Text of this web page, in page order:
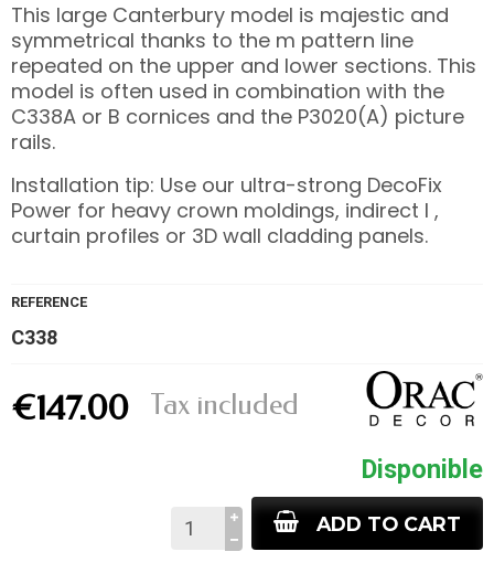
This large Canterbury model is majestic and
symmetrical thanks to the m pattern line
repeated on the upper and lower sections. This
model is often used in combination with the
C338A or B cornices and the P3020(A) picture
rails.
Installation tip: Use our ultra-strong DecoFix
Power for heavy crown moldings, indirect l ,
curtain profiles or 3D wall cladding panels.
REFERENCE
C338
€147.00 Tax included
Disponible
ADD TO CART